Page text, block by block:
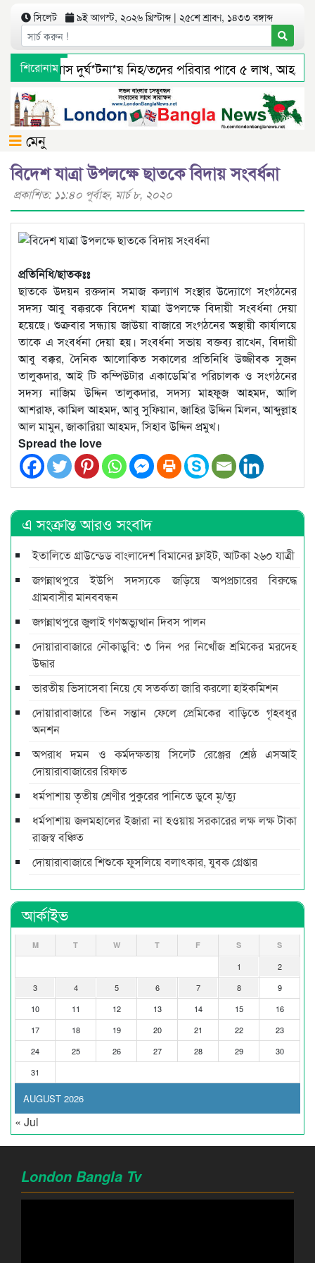
সিলেট ৯ই আগস্ট, ২০২৬ খ্রিস্টাব্দ | ২৫শে শ্রাবণ, ১৪৩৩ বঙ্গাব্দ
শিরোনাম
সিলেটে বাস দুর্ঘ*টনা*য় নিহ/তদের পরিবার পাবে ৫ লাখ, আহ/
জৈন্তাপুর সারী ৩ বালু মহালে অবৈধ ভাবে বালু উত্তোলনের সত্যতা
মেনু
বিদেশ যাত্রা উপলক্ষে ছাতকে বিদায় সংবর্ধনা
প্রকাশিত: ১১:৪০ পূর্বাহ্ণ, মার্চ ৮, ২০২০
প্রতিনিধি/ছাতকঃঃ
ছাতকে উদয়ন রক্তদান সমাজ কল্যাণ সংস্থার উদ্যোগে সংগঠনের
সদস্য আবু বক্করকে বিদেশ যাত্রা উপলক্ষে বিদায়ী সংবর্ধনা দেয়া
হয়েছে। শুক্রবার সন্ধ্যায় জাউয়া বাজারে সংগঠনের অস্থায়ী কার্যালয়ে
তাকে এ সংবর্ধনা দেয়া হয়। সংবর্ধনা সভায় বক্তব্য রাখেন, বিদায়ী
আবু বক্কর, দৈনিক আলোকিত সকালের প্রতিনিধি উজ্জীবক সুজন
তালুকদার, আই টি কম্পিউটার একাডেমি’র পরিচালক ও সংগঠনের
সদস্য নাজিম উদ্দিন তালুকদার, সদস্য মাহফুজ আহমদ, আলি
আশরাফ, কামিল আহমদ, আবু সুফিয়ান, জাহির উদ্দিন মিলন, আব্দুল্লাহ
আল মামুন, জাকারিয়া আহমদ, সিহাব উদ্দিন প্রমুখ।
Spread the love
এ সংক্রান্ত আরও সংবাদ
ইতালিতে গ্রাউন্ডেড বাংলাদেশ বিমানের ফ্লাইট, আটকা ২৬০ যাত্রী
জগন্নাথপুরে ইউপি সদস্যকে জড়িয়ে অপপ্রচারের বিরুদ্ধে
গ্রামবাসীর মানববন্ধন
জগন্নাথপুরে জুলাই গণঅভ্যুত্থান দিবস পালন
দোয়ারাবাজারে নৌকাডুবি: ৩ দিন পর নিখোঁজ শ্রমিকের মরদেহ
উদ্ধার
ভারতীয় ভিসাসেবা নিয়ে যে সতর্কতা জারি করলো হাইকমিশন
দোয়ারাবাজারে তিন সন্তান ফেলে প্রেমিকের বাড়িতে গৃহবধূর
অনশন
অপরাধ দমন ও কর্মদক্ষতায় সিলেট রেঞ্জের শ্রেষ্ঠ এসআই
দোয়ারাবাজারের রিফাত
ধর্মপাশায় তৃতীয় শ্রেণীর পুকুরের পানিতে ডুবে মৃ/ত্যু
ধর্মপাশায় জলমহালের ইজারা না হওয়ায় সরকারের লক্ষ লক্ষ টাকা
রাজস্ব বঞ্চিত
দোয়ারাবাজারে শিশুকে ফুসলিয়ে বলাৎকার, যুবক গ্রেপ্তার
আর্কাইভ
AUGUST 2026
M T W T F S S
1
2
3
4 5 6 7 8
9
10
11 12 13 14 15
16
17
18 19 20 21 22
23
24
25 26 27 28 29
30
31
« Jul
London Bangla Tv